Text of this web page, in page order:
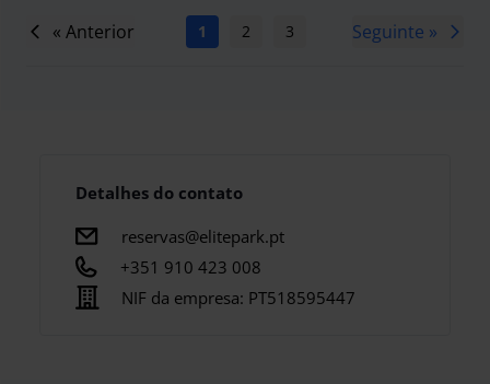
« Anterior 1 2 3 5 6
Seguinte »
Detalhes do contato
reservas@elitepark.pt
+351 910 423 008
NIF da empresa: PT518595447